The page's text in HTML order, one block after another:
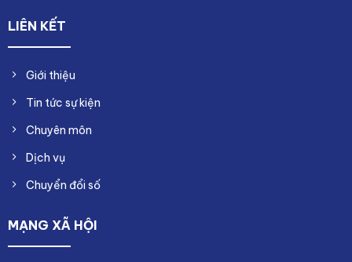
LIÊN KẾT
Giới thiệu
Tin tức sự kiện
Chuyên môn
Dịch vụ
Chuyển đổi số
MẠNG XÃ HỘI